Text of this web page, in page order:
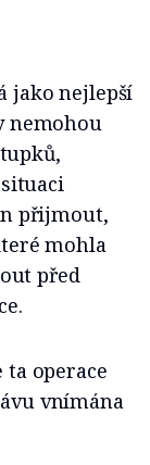
jako nejlepší
nemohou
přijmout,
mohla
před
operace
vnímána